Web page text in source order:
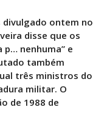
divulgado ontem no
disse que os
p… nenhuma” e
também
três ministros do
militar. O
de 1988 de